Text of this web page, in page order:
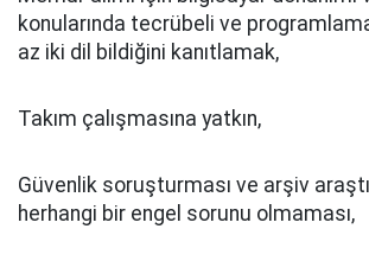
konularında tecrübeli ve
az iki dil bildiğini kanıtlamak,
Takım çalışmasına yatkın,
Güvenlik soruşturması ve arşiv
herhangi bir engel sorunu olmaması,